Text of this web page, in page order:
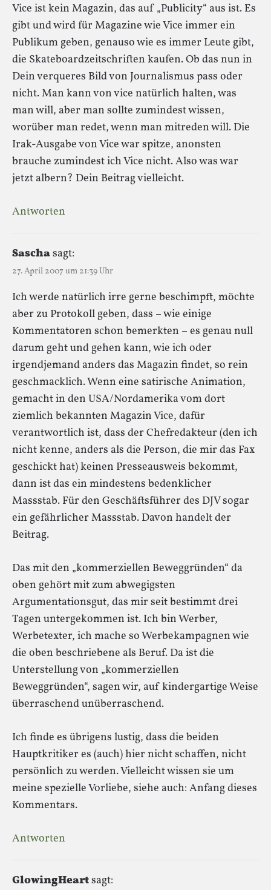
Vice ist kein Magazin, das auf „Publicity“ aus ist. Es
gibt und wird für Magazine wie Vice immer ein
Publikum geben, genauso wie es immer Leute gibt,
die Skateboardzeitschriften kaufen. Ob das nun in
Dein verqueres Bild von Journalismus pass oder
nicht. Man kann von vice natürlich halten, was
man will, aber man sollte zumindest wissen,
worüber man redet, wenn man mitreden will. Die
Irak-Ausgabe von Vice war spitze, anonsten
brauche zumindest ich Vice nicht. Also was war
jetzt albern? Dein Beitrag vielleicht.
Antworten
Saschasagt:
27. April 2007 um 21:39 Uhr
Ich werde natürlich irre gerne beschimpft, möchte
aber zu Protokoll geben, dass – wie einige
Kommentatoren schon bemerkten – es genau null
darum geht und gehen kann, wie ich oder
irgendjemand anders das Magazin findet, so rein
geschmacklich. Wenn eine satirische Animation,
gemacht in den USA/Nordamerika vom dort
ziemlich bekannten Magazin Vice, dafür
verantwortlich ist, dass der Chefredakteur (den ich
nicht kenne, anders als die Person, die mir das Fax
geschickt hat) keinen Presseausweis bekommt,
dann ist das ein mindestens bedenklicher
Massstab. Für den Geschäftsführer des DJV sogar
ein gefährlicher Massstab. Davon handelt der
Beitrag.
Das mit den „kommerziellen Beweggründen“ da
oben gehört mit zum abwegigsten
Argumentationsgut, das mir seit bestimmt drei
Tagen untergekommen ist. Ich bin Werber,
Werbetexter, ich mache so Werbekampagnen wie
die oben beschriebene als Beruf. Da ist die
Unterstellung von „kommerziellen
Beweggründen“, sagen wir, auf kindergartige Weise
überraschend unüberraschend.
Ich finde es übrigens lustig, dass die beiden
Hauptkritiker es (auch) hier nicht schaffen, nicht
persönlich zu werden. Vielleicht wissen sie um
meine spezielle Vorliebe, siehe auch: Anfang dieses
Kommentars.
Antworten
GlowingHeartsagt: